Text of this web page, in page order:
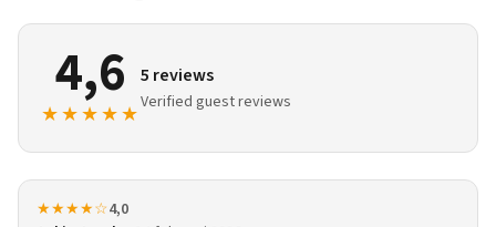
4,6
★★★★★
5 reviews
Verified guest reviews
★★★★☆4,0